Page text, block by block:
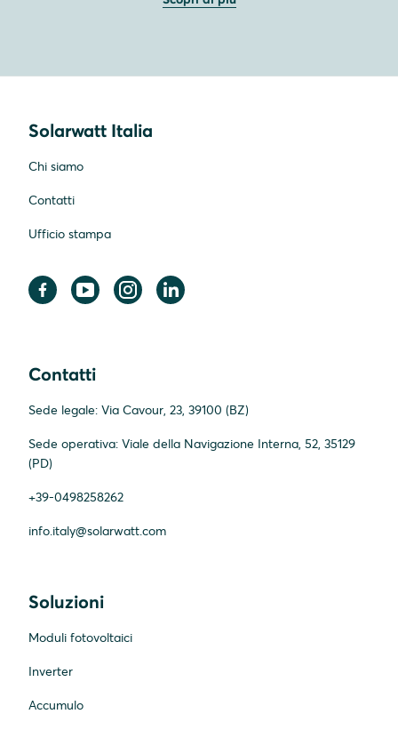
Solarwatt Italia
Chi siamo
Contatti
Ufficio stampa
Contatti
Sede legale: Via Cavour, 23, 39100 (BZ)
Sede operativa: Viale della Navigazione Interna, 52, 35129
(PD)
+39-0498258262
info.italy@solarwatt.com
Soluzioni
Moduli fotovoltaici
Inverter
Accumulo